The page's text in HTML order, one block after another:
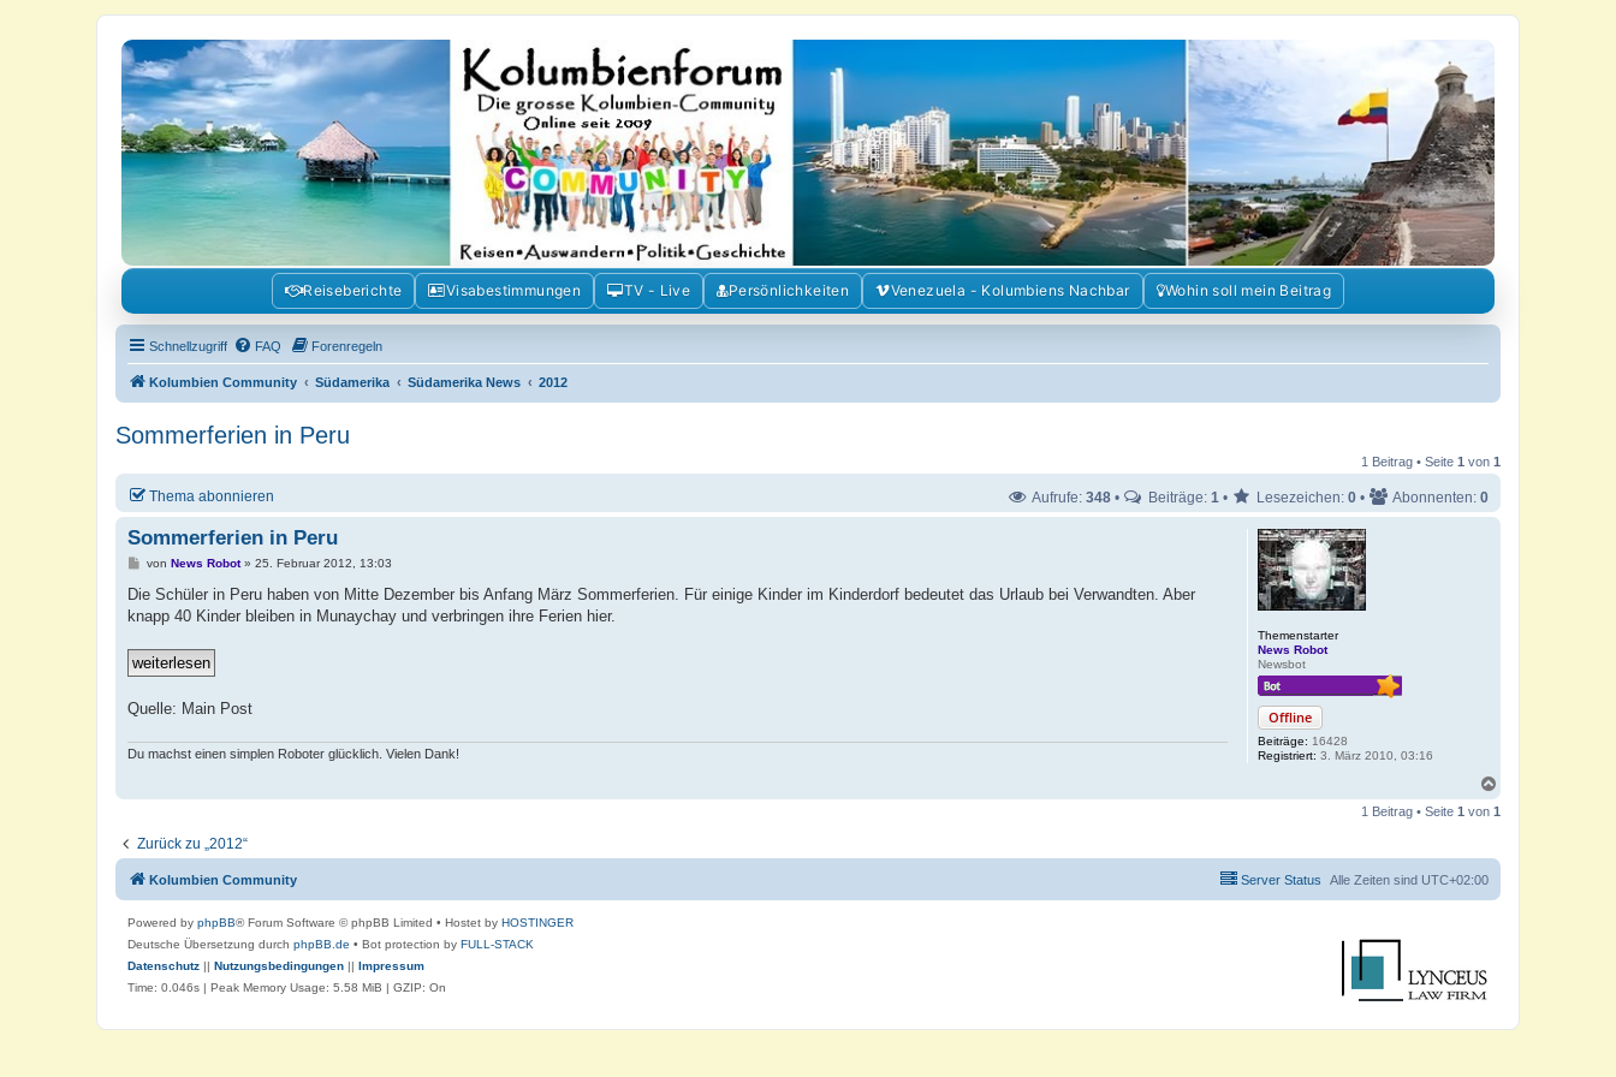
Kolumbienforum - Das grosse Forum der Freunde Kolumbiens
Reisen, Auswandern, Kultur, Politik, Geschichte und Visum in Kolumbien und Venezuela. Austausch, Erfahrungen und Gemeinschaft im Kolumbienforum
Reiseberichte Visabestimmungen TV - Live Persönlichkeiten Venezuela - Kolumbiens Nachbar Wohin soll mein Beitrag
Schnellzugriff FAQ Forenregeln
Kolumbien Community Südamerika Südamerika News 2012
Sommerferien in Peru
1 Beitrag • Seite 1 von 1
Thema abonnieren Aufrufe: 348 • Beiträge: 1 • Lesezeichen: 0 • Abonnenten: 0
Themenstarter
News Robot
Newsbot
Offline
Beiträge: 16428
Registriert: 3. März 2010, 03:16
Sommerferien in Peru
B
i
r
g
von News Robot» 25. Februar 2012, 13:03
Die Schüler in Peru haben von Mitte Dezember bis Anfang März Sommerferien. Für einige Kinder im Kinderdorf bedeutet das Urlaub bei Verwandten. Aber
knapp 40 Kinder bleiben in Munaychay und verbringen ihre Ferien hier.
Quelle: Main Post
Du machst einen simplen Roboter glücklich. Vielen Dank!
c
b
n
1 Beitrag • Seite 1 von 1
Zurück zu „2012“
Kolumbien Community Alle Zeiten sind UTC+02:00
Server Status
Powered by phpBB® Forum Software © phpBB Limited • Hostet by HOSTINGER
Deutsche Übersetzung durch phpBB.de • Bot protection by FULL-STACK
Datenschutz || Nutzungsbedingungen || Impressum
Time: 0.046s | Peak Memory Usage: 5.58 MiB | GZIP: On